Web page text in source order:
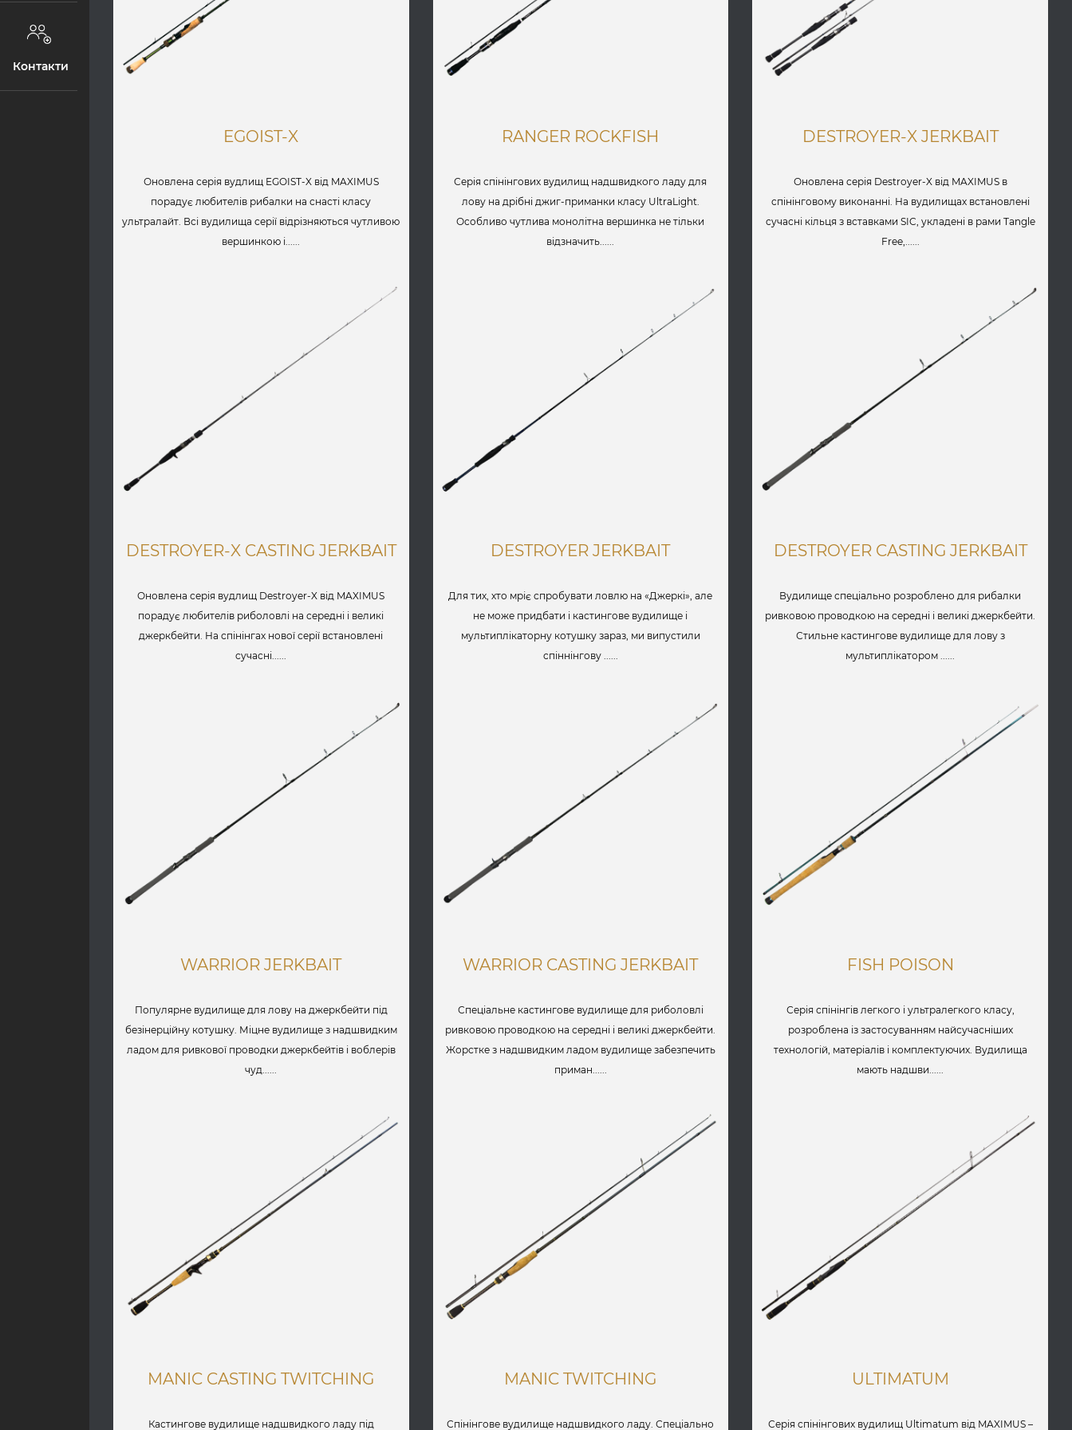
Контакти
EGOIST-X
Оновлена серія вудлищ EGOIST-X від MAXIMUS
порадує любителів рибалки на снасті класу
ультралайт. Всі вудилища серії відрізняються чутливою
вершинкою і......
RANGER ROCKFISH
Серія спінінгових вудилищ надшвидкого ладу для
лову на дрібні джиг-приманки класу UltraLight.
Особливо чутлива монолітна вершинка не тільки
відзначить......
DESTROYER-X JERKBAIT
Оновлена серія Destroyer-X від MAXIMUS в
спінінговому виконанні. На вудилищах встановлені
сучасні кільця з вставками SIC, укладені в рами Tangle
Free,......
DESTROYER-X CASTING JERKBAIT
Оновлена серія вудлищ Destroyer-X від MAXIMUS
порадує любителів риболовлі на середні і великі
джеркбейти. На спінінгах нової серії встановлені
сучасні......
DESTROYER JERKBAIT
Для тих, хто мріє спробувати ловлю на «Джеркі», але
не може придбати і кастингове вудилище і
мультиплікаторну котушку зараз, ми випустили
спіннінгову ......
DESTROYER CASTING JERKBAIT
Вудилище спеціально розроблено для рибалки
ривковою проводкою на середні і великі джеркбейти.
Стильне кастингове вудилище для лову з
мультиплікатором ......
WARRIOR JERKBAIT
Популярне вудилище для лову на джеркбейти під
безінерційну котушку. Міцне вудилище з надшвидким
ладом для ривкової проводки джеркбейтів і воблерів
чуд......
WARRIOR CASTING JERKBAIT
Спеціальне кастингове вудилище для риболовлі
ривковою проводкою на середні і великі джеркбейти.
Жорстке з надшвидким ладом вудилище забезпечить
приман......
FISH POISON
Серія спінінгів легкого і ультралегкого класу,
розроблена із застосуванням найсучасніших
технологій, матеріалів і комплектуючих. Вудилища
мають надшви......
MANIC CASTING TWITCHING
Кастингове вудилище надшвидкого ладу під
MANIC TWITCHING
Спінінгове вудилище надшвидкого ладу. Спеціально
ULTIMATUM
Серія спінінгових вудилищ Ultimatum від MAXIMUS –